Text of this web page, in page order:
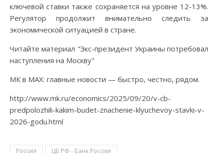
ключевой ставки также сохраняется на уровне 12-13%.
Регулятор продолжит внимательно следить за
экономической ситуацией в стране.
Читайте материал "Экс-президент Украины потребовал
наступления на Москву"
МК в MAX: главные новости — быстро, честно, рядом.
http://www.mk.ru/economics/2025/09/20/v-cb-
predpolozhili-kakim-budet-znachenie-klyuchevoy-stavki-v-
2026-godu.html
Россия ЦБ РФ - Банк России